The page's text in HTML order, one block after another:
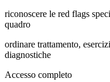
riconoscere le red flags
quadro
ordinare trattamento,
diagnostiche
Accesso completo